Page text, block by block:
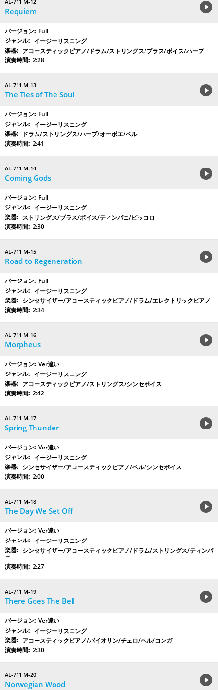
AL-711 M-12
Requiem
Full
イージーリスニング
アコースティックピアノ/ドラム/ストリングス/ブラス/ボイス/ハープ
2:28
AL-711 M-13
The Ties of The Soul
Full
イージーリスニング
ドラム/ストリングス/ハープ/オーボエ/ベル
2:41
AL-711 M-14
Coming Gods
Full
イージーリスニング
ストリングス/ブラス/ボイス/ティンパニ/ピッコロ
2:30
AL-711 M-15
Road to Regeneration
Full
イージーリスニング
シンセサイザー/アコースティックピアノ/ドラム/エレクトリックピアノ
2:34
AL-711 M-16
Morpheus
Ver違い
イージーリスニング
アコースティックピアノ/ストリングス/シンセボイス
2:42
AL-711 M-17
Spring Thunder
Ver違い
イージーリスニング
シンセサイザー/アコースティックピアノ/ベル/シンセボイス
2:00
AL-711 M-18
The Day We Set Off
Ver違い
イージーリスニング
シンセサイザー/アコースティックピアノ/ドラム/ストリングス/ティンパ
ニ
2:27
AL-711 M-19
There Goes The Bell
Ver違い
イージーリスニング
アコースティックピアノ/バイオリン/チェロ/ベル/コンガ
2:30
AL-711 M-20
Norwegian Wood